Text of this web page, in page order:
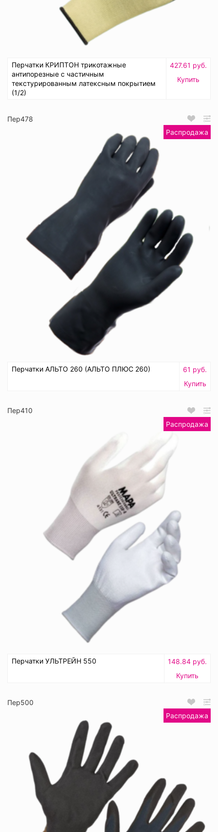
Перчатки КРИПТОН трикотажные
антипорезные с частичным
текстурированным латексным покрытием
(1/2)
427.61 руб.
Купить
Пер478
Распродажа
Перчатки АЛЬТО 260 (АЛЬТО ПЛЮС 260)
61 руб.
Купить
Пер410
Распродажа
Перчатки УЛЬТРЕЙН 550
148.84 руб.
Купить
Пер500
Распродажа